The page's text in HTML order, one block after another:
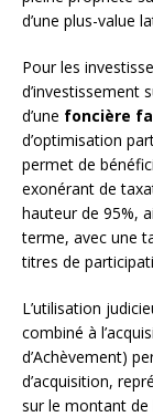
d’une plus-value
Pour les
d’investissement
d’une foncière
d’optimisation
permet de
exonérant de
hauteur de 95%,
terme, avec une
titres de
L’utilisation
combiné à
d’Achèvement)
d’acquisition,
sur le montant de